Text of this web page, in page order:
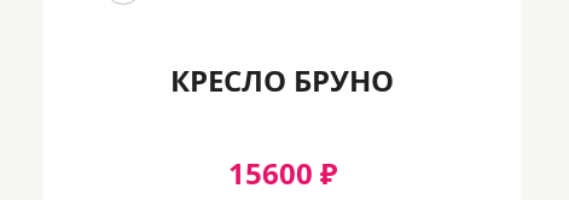
КРЕСЛО БРУНО
15600 ₽